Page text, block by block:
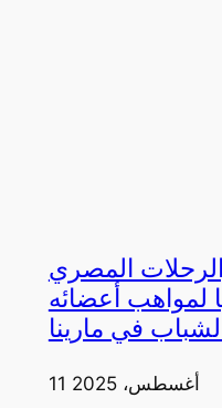
المصري
لمواهب أعضائه
في مارينا
11 أغسطس، 2025